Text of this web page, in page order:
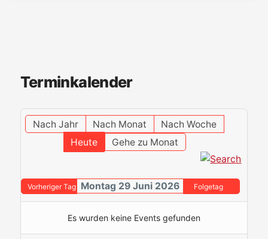
Terminkalender
Nach Jahr Nach Monat
Nach Woche
Heute
Gehe zu Monat
Vorheriger Tag Montag 29 Juni 2026 Folgetag
Es wurden keine Events gefunden